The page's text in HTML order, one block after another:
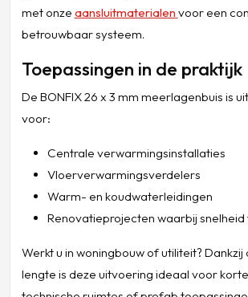
met onze aansluitmaterialenvoor een
betrouwbaar systeem.
Toepassingen in de praktijk
De BONFIX 26 x 3 mm meerlagenbuis is
voor:
Centrale verwarmingsinstallaties
Vloerverwarmingsverdelers
Warm- en koudwaterleidingen
Renovatieprojecten waarbij snelheid
Werkt u in woningbouw of utiliteit?
lengte is deze uitvoering ideaal voor